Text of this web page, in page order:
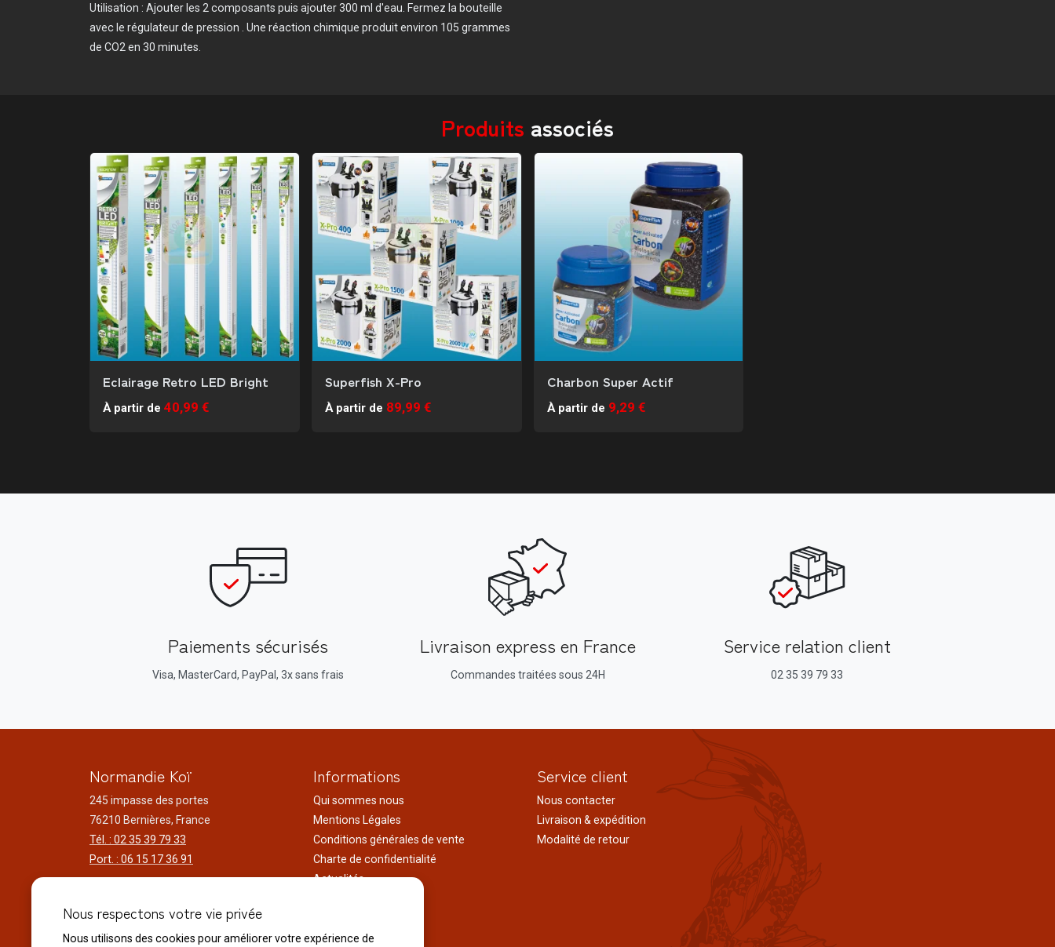
Utilisation : Ajouter les 2 composants puis ajouter 300 ml d'eau. Fermez la bouteille
avec le régulateur de pression . Une réaction chimique produit environ 105 grammes
de CO2 en 30 minutes.
Produits associés
Eclairage Retro LED Bright
À partir de 40,99 €
Superfish X-Pro
À partir de 89,99 €
Charbon Super Actif
À partir de 9,29 €
Paiements sécurisés
Visa, MasterCard, PayPal, 3x sans frais
Livraison express en France
Commandes traitées sous 24H
Service relation client
02 35 39 79 33
Normandie Koï
245 impasse des portes
76210 Bernières, France
Tél. : 02 35 39 79 33
Port. : 06 15 17 36 91
Du lundi au samedi
9h00 à 12h00 - 14h00 à 18h30
Informations
Qui sommes nous
Mentions Légales
Conditions générales de vente
Charte de confidentialité
Actualités
Liens utiles
Service client
Nous contacter
Livraison & expédition
Modalité de retour
Nous respectons votre vie privée
Nous utilisons des cookies pour améliorer votre expérience de